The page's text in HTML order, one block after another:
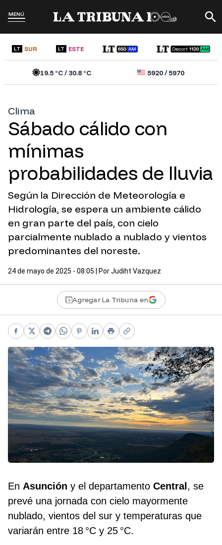
MENÚ
LT SUR LT ESTE
19.5°C /30.8°C 5920/5970
Clima
Sábado cálido con
mínimas
probabilidades de lluvia
Según la Dirección de Meteorología e
Hidrología, se espera un ambiente cálido
en gran parte del país, con cielo
parcialmente nublado a nublado y vientos
predominantes del noreste.
24 de mayo de 2025 - 08:05 | PorJudiht Vazquez
Agregar La Tribuna en
Facebook
X Telegram
WhatsApp
Pinterest
LinkedIn
PrintCopy link
En Asunción y el departamento Central , se
prevé una jornada con cielo mayormente
nublado, vientos del sur y temperaturas que
variarán entre 18 °C y 25 °C.